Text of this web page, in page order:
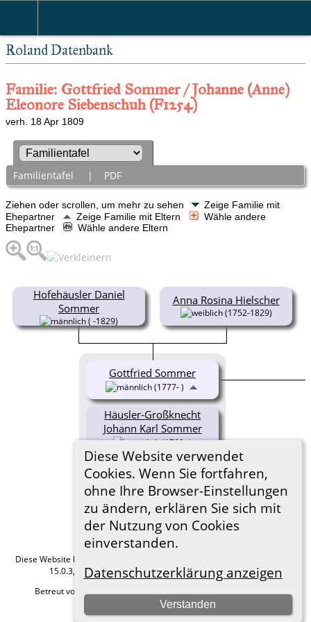
Roland Datenbank
Diese Website verwendet
Cookies. Wenn Sie fortfahren,
ohne Ihre Browser-Einstellungen
zu ändern, erklären Sie sich mit
der Nutzung von Cookies
einverstanden.
Datenschutzerklärung anzeigen
Verstanden
Familie: Gottfried Sommer / Johanne (Anne)
Eleonore Siebenschuh (F1254)
verh. 18 Apr 1809
Familientafel | PDF
Ziehen oder scrollen, um mehr zu sehen
Zeige Familie mit
Ehepartner
Zeige Familie mit Eltern
Wähle andere
Ehepartner
Wähle andere Eltern
Hofehäusler Daniel
Sommer
( -1829)
Anna Rosina Hielscher
(1752-1829)
Häusler-Großknecht
Johann Karl Sommer
(1788- )
Maria Rosina Sommer
(1781- )
Gottfried Sommer
(1777- )
Diese Website läuft mit
15.0.3, programmiert von Darrin Lythgoe © 2001-2026.
Betreut von
Hier geht es zum Impressum